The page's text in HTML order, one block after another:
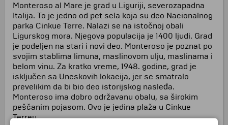
Monteroso al Mare je grad u Liguriji, severozapadna
Italija. To je jedno od pet sela koja su deo Nacionalnog
parka Cinkue Terre. Nalazi se na istočnoj obali
Ligurskog mora. Njegova populacija je 1400 ljudi. Grad
je podeljen na stari i novi deo. Monteroso je poznat po
svojim stablima limuna, maslinovom ulju, maslinama i
belom vinu. Za kratko vreme, 1948. godine, grad je
isključen sa Uneskovih lokacija, jer se smatralo
prevelikim da bi bio deo istorijskog nasleđa.
Monteroso ima dobro održavanu obalu, sa širokim
peščanim pojasom. Ovo je jedina plaža u Cinkue
Terreu.